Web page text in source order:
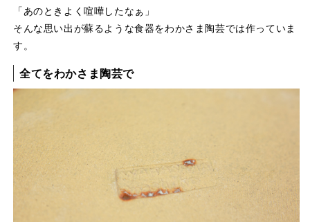
「あのときよく喧嘩したなぁ」
そんな思い出が蘇るような食器をわかさま陶芸では作っていま
す。
全てをわかさま陶芸で